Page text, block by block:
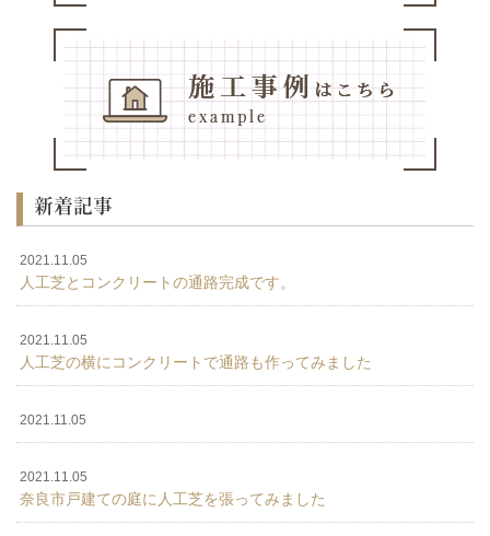
新着記事
2021.11.05
人工芝とコンクリートの通路完成です。
2021.11.05
人工芝の横にコンクリートで通路も作ってみました
2021.11.05
2021.11.05
奈良市戸建ての庭に人工芝を張ってみました